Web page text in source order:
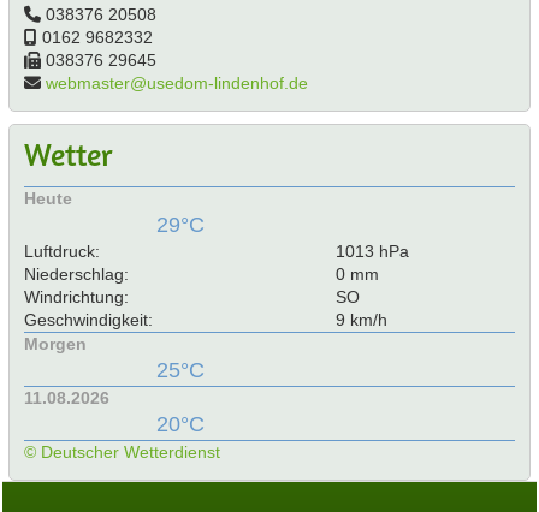
038376 20508
0162 9682332
038376 29645
webmaster@usedom-lindenhof.de
Wetter
Heute
29°C
Luftdruck:
1013 hPa
Niederschlag:
0 mm
Windrichtung:
SO
Geschwindigkeit:
9 km/h
Morgen
25°C
11.08.2026
20°C
© Deutscher Wetterdienst